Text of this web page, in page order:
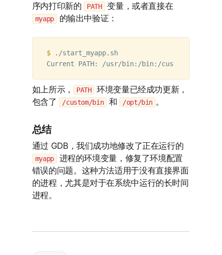
序内打印新的
PATH 变量，或者直接在
myapp 的输出中验证：
$ ./start_myapp.sh
如上所示， PATH
环境变量已经成功更新，
包含了
/custom/bin 和 /opt/bin 。
总结
通过 GDB，我们成功地修改了正在运行的
myapp
进程的环境变量，修复了环境配置
错误的问题。这种方法适用于没有直接界面
的进程，尤其是对于在系统中运行的长时间
进程。